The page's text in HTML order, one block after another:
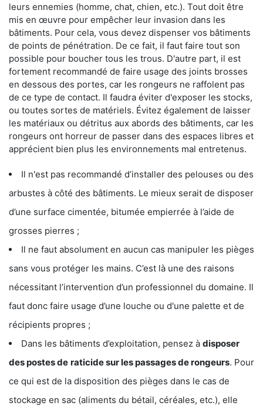
leurs ennemies (homme, chat, chien, etc.). Tout doit être
mis en œuvre pour empêcher leur invasion dans les
bâtiments. Pour cela, vous devez dispenser vos bâtiments
de points de pénétration. De ce fait, il faut faire tout son
possible pour boucher tous les trous. D'autre part, il est
fortement recommandé de faire usage des joints brosses
en dessous des portes, car les rongeurs ne raffolent pas
de ce type de contact. Il faudra éviter d'exposer les stocks,
ou toutes sortes de matériels. Évitez également de laisser
les matériaux ou détritus aux abords des bâtiments, car les
rongeurs ont horreur de passer dans des espaces libres et
apprécient bien plus les environnements mal entretenus.
Il n'est pas recommandé d’installer des pelouses ou des
arbustes à côté des bâtiments. Le mieux serait de disposer
d’une surface cimentée, bitumée empierrée à l’aide de
grosses pierres ;
Il ne faut absolument en aucun cas manipuler les pièges
sans vous protéger les mains. C’est là une des raisons
nécessitant l’intervention d’un professionnel du domaine. Il
faut donc faire usage d’une louche ou d'une palette et de
récipients propres ;
Dans les bâtiments d’exploitation, pensez à disposer
des postes de raticide sur les passages de rongeurs. Pour
ce qui est de la disposition des pièges dans le cas de
stockage en sac (aliments du bétail, céréales, etc.), elle